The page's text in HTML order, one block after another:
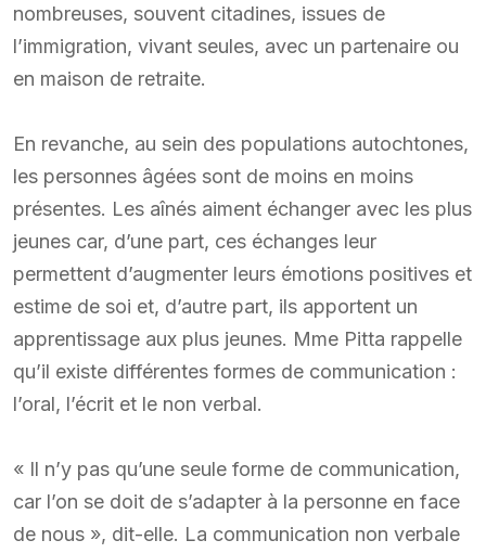
nombreuses, souvent citadines, issues de
l’immigration, vivant seules, avec un partenaire ou
en maison de retraite.
En revanche, au sein des populations autochtones,
les personnes âgées sont de moins en moins
présentes. Les aînés aiment échanger avec les plus
jeunes car, d’une part, ces échanges leur
permettent d’augmenter leurs émotions positives et
estime de soi et, d’autre part, ils apportent un
apprentissage aux plus jeunes. Mme Pitta rappelle
qu’il existe différentes formes de communication :
l’oral, l’écrit et le non verbal.
« Il n’y pas qu’une seule forme de communication,
car l’on se doit de s’adapter à la personne en face
de nous », dit-elle. La communication non verbale